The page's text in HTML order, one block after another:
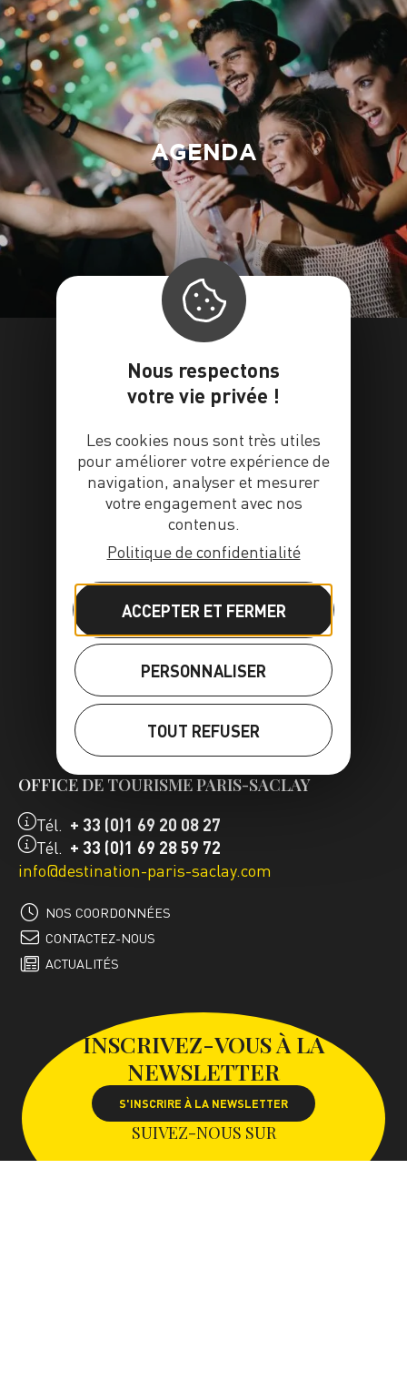
AGENDA
FREN
OFFICE DE TOURISME PARIS-SACLAY
Tél. + 33 (0)1 69 20 08 27
Tél. + 33 (0)1 69 28 59 72
info@destination-paris-saclay.com
NOS COORDONNÉES
CONTACTEZ-NOUS
ACTUALITÉS
INSCRIVEZ-VOUS À LA
NEWSLETTER
S'INSCRIRE À LA NEWSLETTER
SUIVEZ-NOUS SUR
Nous respectons
votre vie privée !
Les cookies nous sont très utiles
pour améliorer votre expérience de
navigation, analyser et mesurer
votre engagement avec nos
contenus.
Politique de confidentialité
ACCEPTER ET FERMER
PERSONNALISER
TOUT REFUSER